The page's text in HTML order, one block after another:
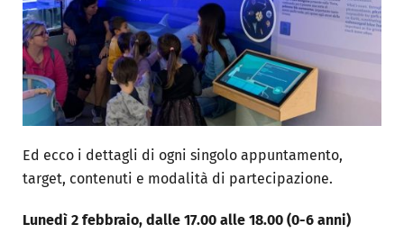
Ed ecco i dettagli di ogni singolo appuntamento,
target, contenuti e modalità di partecipazione.
Lunedì 2 febbraio, dalle 17.00 alle 18.00 (0-6 anni)